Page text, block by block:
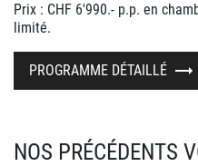
Prix : CHF 6'990.- p.p. en
limité.
PROGRAMME DÉTAILLÉ
NOS PRÉCÉDENTS